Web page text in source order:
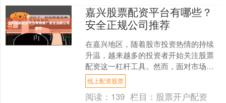
嘉兴股票配资平台有哪些？
安全正规公司推荐
在嘉兴地区，随着股市投资热情的持续
升温，越来越多的投资者开始关注股票
配资这一杠杆工具。然而，面对市场上
众多的配资平台，如何选择安全正规的
公司成为投资者最为关心的....
线上配资股票
阅读： 139 栏目： 股票开户配资